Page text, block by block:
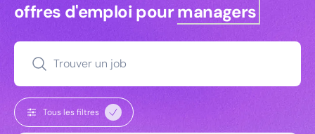
offres d'emploi pourmanagers
Trouver un job
Tous les filtres